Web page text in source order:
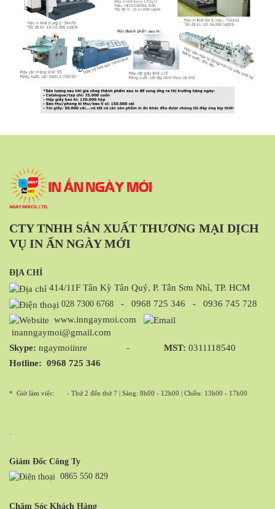
CTY TNHH SẢN XUẤT THƯƠNG MẠI DỊCH
VỤ IN ẤN NGÀY MỚI
ĐỊA CHỈ
414/11F Tân Kỳ Tân Quý, P. Tân Sơn Nhì, TP. HCM
028 7300 6768 - 0968 725 346 - 0936 745 728
www.inngaymoi.com
inanngaymoi@gmail.com
Skype: ngaymoiinre - MST: 0311118540
Hotline: 0968 725 346
* Giờ làm việc: - Thứ 2 đến thứ 7 | Sáng: 8h00 - 12h00 | Chiều: 13h00 - 17h00
.
Giám Đốc Công Ty
0865 550 829
Chăm Sóc Khách Hàng